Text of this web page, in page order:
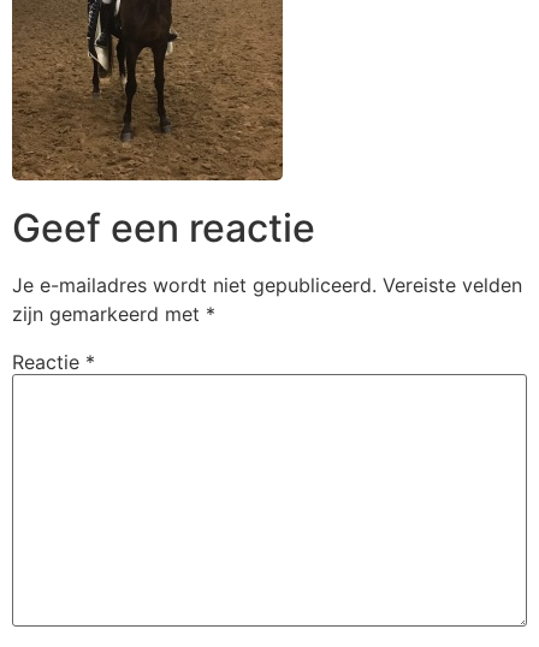
Geef een reactie
Je e-mailadres wordt niet gepubliceerd. Vereiste velden
zijn gemarkeerd met *
Reactie *